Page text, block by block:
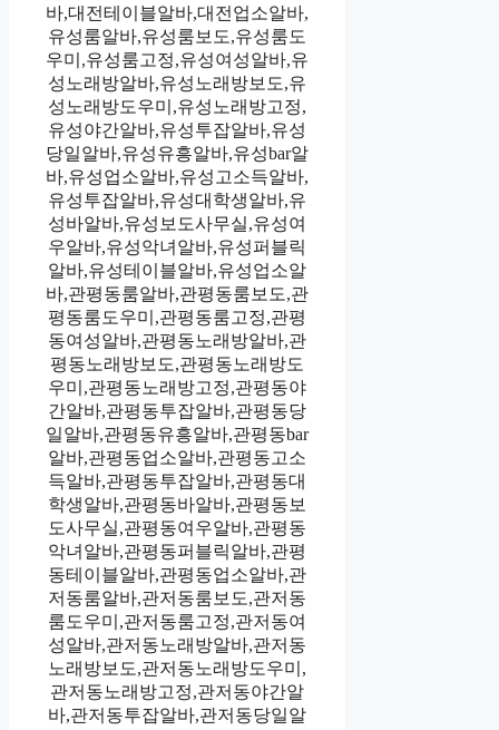
바,대전테이블알바,대전업소알바,
유성룸알바,유성룸보도,유성룸도
우미,유성룸고정,유성여성알바,유
성노래방알바,유성노래방보도,유
성노래방도우미,유성노래방고정,
유성야간알바,유성투잡알바,유성
당일알바,유성유흥알바,유성bar알
바,유성업소알바,유성고소득알바,
유성투잡알바,유성대학생알바,유
성바알바,유성보도사무실,유성여
우알바,유성악녀알바,유성퍼블릭
알바,유성테이블알바,유성업소알
바,관평동룸알바,관평동룸보도,관
평동룸도우미,관평동룸고정,관평
동여성알바,관평동노래방알바,관
평동노래방보도,관평동노래방도
우미,관평동노래방고정,관평동야
간알바,관평동투잡알바,관평동당
일알바,관평동유흥알바,관평동bar
알바,관평동업소알바,관평동고소
득알바,관평동투잡알바,관평동대
학생알바,관평동바알바,관평동보
도사무실,관평동여우알바,관평동
악녀알바,관평동퍼블릭알바,관평
동테이블알바,관평동업소알바,관
저동룸알바,관저동룸보도,관저동
룸도우미,관저동룸고정,관저동여
성알바,관저동노래방알바,관저동
노래방보도,관저동노래방도우미,
관저동노래방고정,관저동야간알
바,관저동투잡알바,관저동당일알